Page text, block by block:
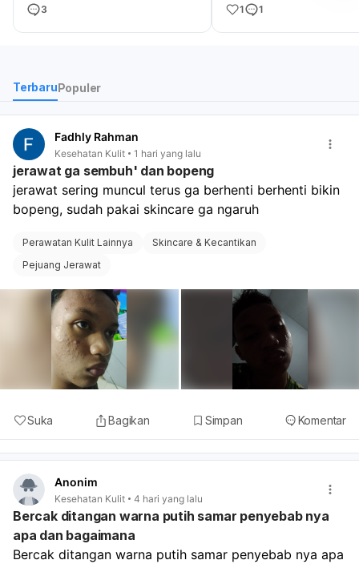
dan berjerawat on of dan
3 1 1
TerbaruPopuler
Fadhly Rahman
Kesehatan Kulit 1 hari yang lalu
jerawat ga sembuh' dan bopeng
jerawat sering muncul terus ga berhenti berhenti bikin
bopeng, sudah pakai skincare ga ngaruh
Perawatan Kulit Lainnya
Skincare & Kecantikan
Pejuang Jerawat
Suka Bagikan Simpan Komentar
Anonim
Kesehatan Kulit 4 hari yang lalu
Bercak ditangan warna putih samar penyebab nya
apa dan bagaimana
Bercak ditangan warna putih samar penyebab nya apa